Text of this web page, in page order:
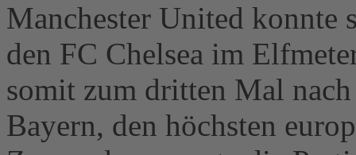
Manchester United konnte
den FC Chelsea im
somit zum dritten Mal
Bayern, den höchsten